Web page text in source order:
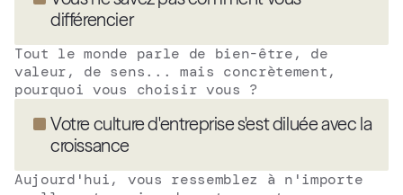
différencier
Tout le monde parle de bien-être, de
valeur, de sens... mais concrètement,
pourquoi vous choisir vous ?
Votre culture d'entreprise s'est diluée avec la
croissance
Aujourd'hui, vous ressemblez à n'importe